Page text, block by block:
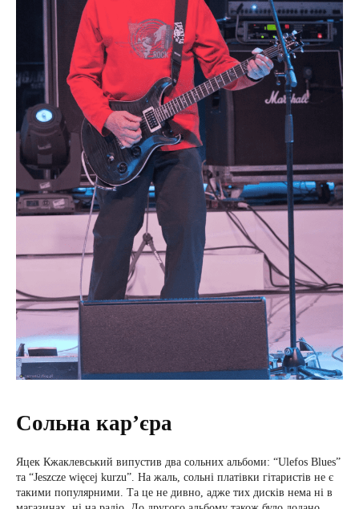
Сольна кар’єра
Яцек Кжаклевський випустив два сольних альбоми: “Ulefos Blues”
та “Jeszcze więcej kurzu”. На жаль, сольні платівки гітаристів не є
такими популярними. Та це не дивно, адже тих дисків нема ні в